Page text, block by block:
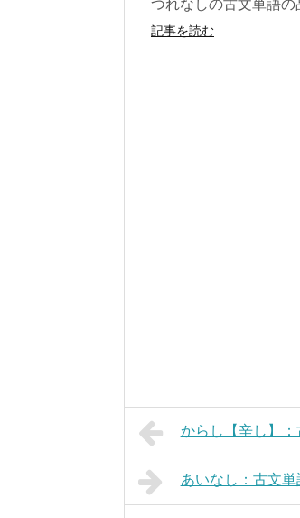
つれなしの古文単語の
記事を読む
からし【辛し】
あいなし：古文単